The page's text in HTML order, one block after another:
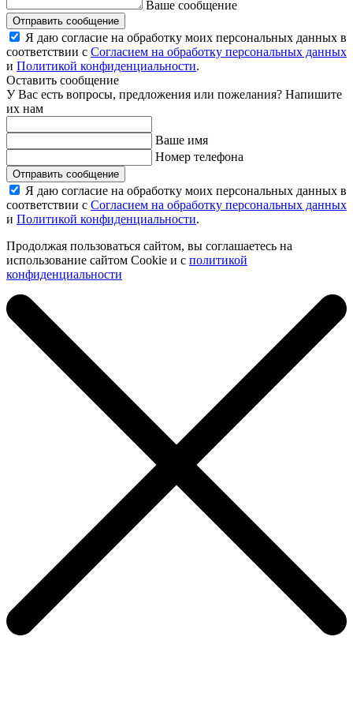
Ваше сообщение
Отправить сообщение
Я даю согласие на обработку моих персональных данных в
соответствии с Согласием на обработку персональных данных
и Политикой конфиденциальности.
Оставить сообщение
У Вас есть вопросы, предложения или пожелания? Напишите
их нам
Ваше имя
Номер телефона
Отправить сообщение
Я даю согласие на обработку моих персональных данных в
соответствии с Согласием на обработку персональных данных
и Политикой конфиденциальности.
Продолжая пользоваться сайтом, вы соглашаетесь на
использование сайтом Cookie и с политикой
конфиденциальности